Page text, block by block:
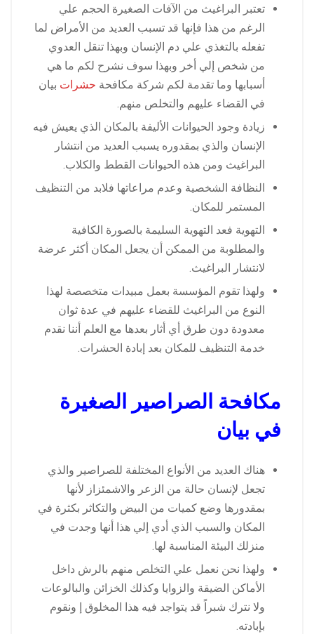
تعتبر البراغيث من الآفات الصغيرة الحجم علي
الرغم من هذا فإنها قد تسبب العديد من الأمراض لما
تفعله بالتغذي علي دم الإنسان وبهذا تنقل العدوي
من شخص إلي أخر وبهذا سوف نشرح لكم ما هي
أسبابها وما تقدمة لكم شركة مكافحة حشرات بيان
في القضاء عليهم والتخلص منهم.
زيادة وجود الحيوانات الأليفة بالمكان الذي يعيش فيه
الإنسان والذي بمقدوره يسبب العديد من انتشار
البراغيث ومن هذه الحيوانات القطط والكلاب.
النظافة الشخصية وعدم مراعاتها فلابد من التنظيف
المستمر للمكان.
التهوية فعد التهوية السليمة بالصورة الكافية
والمطلوبة من الممكن أن يجعل المكان أكثر عرضة
لانتشار البراغيث.
ولهذا تقوم المؤسسة بعمل مبيدات متخصصة لهذا
النوع من البراغيث للقضاء عليهم في عدة ثوان
معدودة دون طرق أي أثار بعدها مع العلم أننا نقدم
خدمة التنظيف للمكان بعد إبادة الحشرات.
مكافحة الصراصير الصغيرة
في بيان
هناك العديد من الأنواع المختلفة للصراصير والذي
تجعل لإنسان حالة من الزعر والاشمئزاز لأنها
بمقدورها وضع كميات من البيض والتكاثر بكثرة في
المكان والسبب الذي أدي إلي هذا أنها وجدت في
منزلك البيئة المناسبة لها.
ولهذا نحن نعمل علي التخلص منهم بالرش داخل
الأماكن الضيقة والزوايا وكذلك الخزائن والبالوعات
ولا نترك شبراً قد يتواجد فيه هذا المخلوق إ ونقوم
بإبادته.